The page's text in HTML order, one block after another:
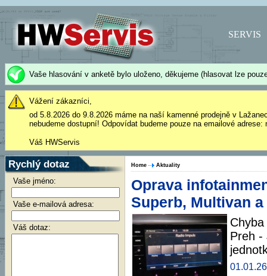
SERVIS
Vaše hlasování v anketě bylo uloženo, děkujeme (hlasovat lze
Vážení zákazníci,
od 5.8.2026 do 9.8.2026 máme na naší kamenné prodejně v
nebudeme dostupní! Odpovídat budeme pouze na emailové
Váš HWServis
Rychlý dotaz
Vaše jméno:
Vaše e-mailová adresa:
Váš dotaz:
Home Aktuality
Oprava
Superb, Multivan
Preh -